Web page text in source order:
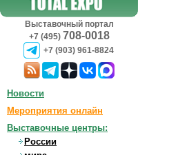
Выставочный портал
+7 (495) 708-0018
+7 (903) 961-8824
Новости
Мероприятия онлайн
Выставочные центры:
России